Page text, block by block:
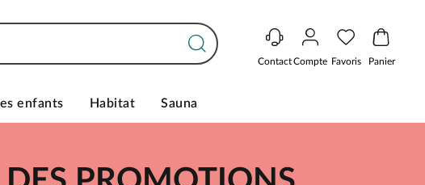
ContactCompte Favoris Panier
enfants Habitat Sauna